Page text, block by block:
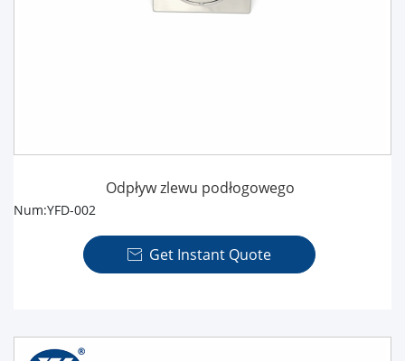
Odpływ zlewu podłogowego
Num:YFD-002
 Get Instant Quote